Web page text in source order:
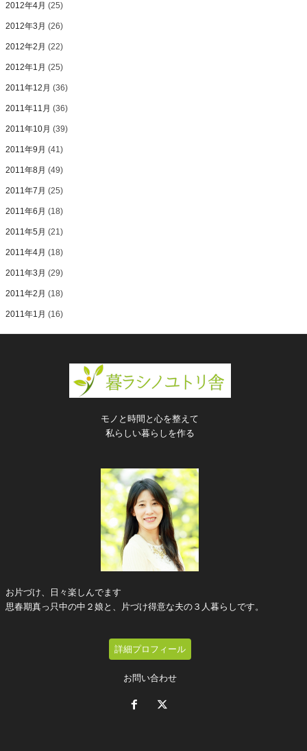
2012年4月 (25)
2012年3月 (26)
2012年2月 (22)
2012年1月 (25)
2011年12月 (36)
2011年11月 (36)
2011年10月 (39)
2011年9月 (41)
2011年8月 (49)
2011年7月 (25)
2011年6月 (18)
2011年5月 (21)
2011年4月 (18)
2011年3月 (29)
2011年2月 (18)
2011年1月 (16)
モノと時間と心を整えて
私らしい暮らしを作る
お片づけ、日々楽しんでます
思春期真っ只中の中２娘と、片づけ得意な夫の３人暮らしです。
詳細プロフィール
お問い合わせ